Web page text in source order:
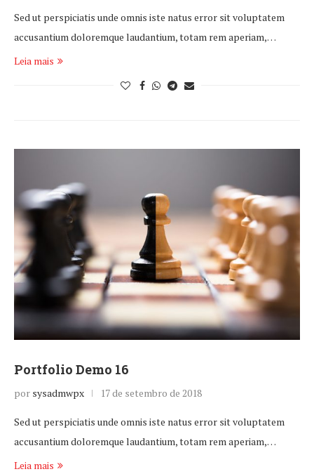
Sed ut perspiciatis unde omnis iste natus error sit voluptatem
accusantium doloremque laudantium, totam rem aperiam,…
Leia mais
Portfolio Demo 16
por sysadmwpx 17 de setembro de 2018
Sed ut perspiciatis unde omnis iste natus error sit voluptatem
accusantium doloremque laudantium, totam rem aperiam,…
Leia mais